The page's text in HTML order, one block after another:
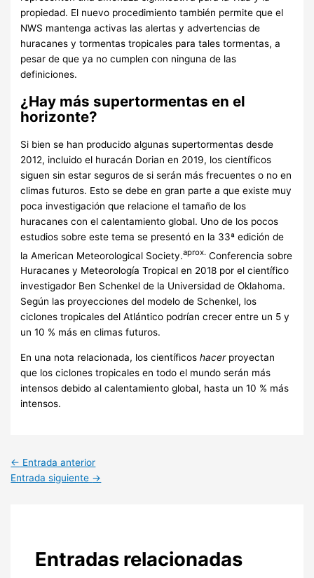
propiedad. El nuevo procedimiento también permite que el
NWS mantenga activas las alertas y advertencias de
huracanes y tormentas tropicales para tales tormentas, a
pesar de que ya no cumplen con ninguna de las
definiciones.
¿Hay más supertormentas en el
horizonte?
Si bien se han producido algunas supertormentas desde
2012, incluido el huracán Dorian en 2019, los científicos
siguen sin estar seguros de si serán más frecuentes o no en
climas futuros. Esto se debe en gran parte a que existe muy
poca investigación que relacione el tamaño de los
huracanes con el calentamiento global. Uno de los pocos
estudios sobre este tema se presentó en la 33ª edición de
la American Meteorological Society.aprox. Conferencia sobre
Huracanes y Meteorología Tropical en 2018 por el científico
investigador Ben Schenkel de la Universidad de Oklahoma.
Según las proyecciones del modelo de Schenkel, los
ciclones tropicales del Atlántico podrían crecer entre un 5 y
un 10 % más en climas futuros.
En una nota relacionada, los científicoshacerproyectan
que los ciclones tropicales en todo el mundo serán más
intensos debido al calentamiento global, hasta un 10 % más
intensos.
← Entrada anterior
Entrada siguiente →
Entradas relacionadas